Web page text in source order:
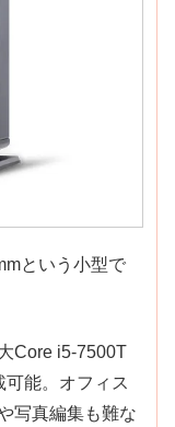
という小型で
Core i5-7500T
能。オフィス
写真編集も難な